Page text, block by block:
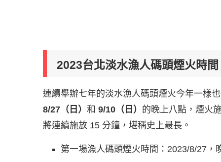
2023台北淡水漁人碼頭煙火時間
連續舉辦七年的淡水漁人碼頭煙火今年一樣
8/27（日） 和 9/10（日） 的晚上八點，煙火
將連續施放 15 分鐘，堪稱史上最長。
第一場漁人碼頭煙火時間：2023/8/27，